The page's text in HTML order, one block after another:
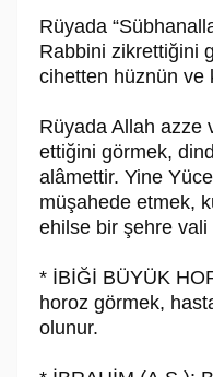
Rüyada
Rabbini zikrettiğini
cihetten hüznün ve
Rüyada Allah azze
ettiğini görmek,
alâmettir. Yine
müşahede etmek,
ehilse bir şehre
* İBİĞİ BÜYÜK
horoz görmek,
olunur.